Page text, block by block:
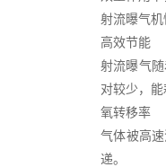
射流曝气
高效节能
射流曝气
对较少，
氧转移率
气体被高
递。